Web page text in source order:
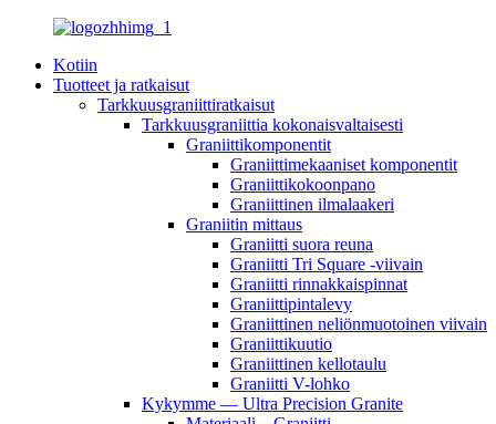
Kotiin
Tuotteet ja ratkaisut
Tarkkuusgraniittiratkaisut
Tarkkuusgraniittia kokonaisvaltaisesti
Graniittikomponentit
Graniittimekaaniset komponentit
Graniittikokoonpano
Graniittinen ilmalaakeri
Graniitin mittaus
Graniitti suora reuna
Graniitti Tri Square -viivain
Graniitti rinnakkaispinnat
Graniittipintalevy
Graniittinen neliönmuotoinen viivain
Graniittikuutio
Graniittinen kellotaulu
Graniitti V-lohko
Kykymme — Ultra Precision Granite